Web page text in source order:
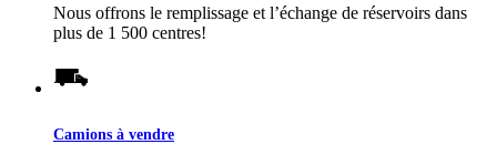
Nous offrons le remplissage et l’échange de réservoirs dans
plus de 1 500 centres!
Camions à vendre